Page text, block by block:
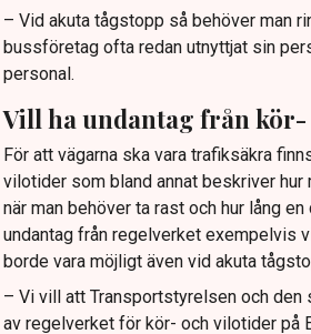
– Vid akuta tågstopp så behöver man
bussföretag ofta redan utnyttjat sin
personal.
Vill ha undantag från
För att vägarna ska vara trafiksäkra
vilotider som bland annat beskriver
när man behöver ta rast och hur lång
undantag från regelverket exempelvis
borde vara möjligt även vid akuta
– Vi vill att Transportstyrelsen och den
av regelverket för kör- och vilotider på